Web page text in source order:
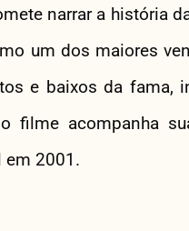
narrar a história
um dos maiores
e baixos da fama,
filme acompanha
em 2001.